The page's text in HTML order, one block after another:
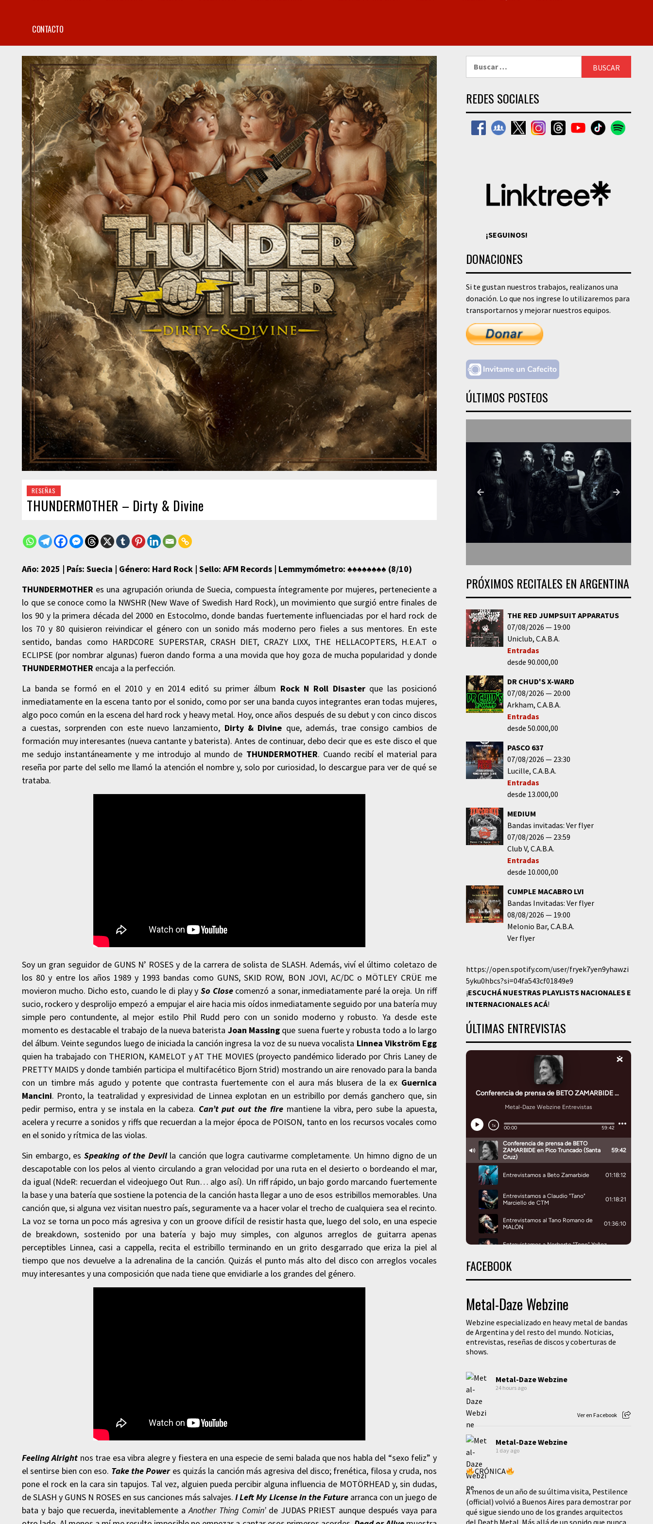
CONTACTO
RESEÑAS
THUNDERMOTHER – Dirty & Divine
Año: 2025 | País: Suecia | Género: Hard Rock | Sello: AFM Records | Lemmymómetro: ♠♠♠♠♠♠♠♠ (8/10)
THUNDERMOTHER es una agrupación oriunda de Suecia, compuesta íntegramente por mujeres, perteneciente a
lo que se conoce como la NWSHR (New Wave of Swedish Hard Rock), un movimiento que surgió entre finales de
los 90 y la primera década del 2000 en Estocolmo, donde bandas fuertemente influenciadas por el hard rock de
los 70 y 80 quisieron reivindicar el género con un sonido más moderno pero fieles a sus mentores. En este
sentido, bandas como HARDCORE SUPERSTAR, CRASH DIET, CRAZY LIXX, THE HELLACOPTERS, H.E.A.T o
ECLIPSE (por nombrar algunas) fueron dando forma a una movida que hoy goza de mucha popularidad y donde
THUNDERMOTHER encaja a la perfección.
La banda se formó en el 2010 y en 2014 editó su primer álbum Rock N Roll Disasterque las posicionó
inmediatamente en la escena tanto por el sonido, como por ser una banda cuyos integrantes eran todas mujeres,
algo poco común en la escena del hard rock y heavy metal. Hoy, once años después de su debut y con cinco discos
a cuestas, sorprenden con este nuevo lanzamiento, Dirty & Divine que, además, trae consigo cambios de
formación muy interesantes (nueva cantante y baterista). Antes de continuar, debo decir que es este disco el que
me sedujo instantáneamente y me introdujo al mundo de THUNDERMOTHER. Cuando recibí el material para
reseña por parte del sello me llamó la atención el nombre y, solo por curiosidad, lo descargue para ver de qué se
trataba.
Soy un gran seguidor de GUNS N’ ROSES y de la carrera de solista de SLASH. Además, viví el último coletazo de
los 80 y entre los años 1989 y 1993 bandas como GUNS, SKID ROW, BON JOVI, AC/DC o MÖTLEY CRÜE me
movieron mucho. Dicho esto, cuando le di play ySo Closecomenzó a sonar, inmediatamente paré la oreja. Un riff
sucio, rockero y desprolijo empezó a empujar el aire hacia mis oídos inmediatamente seguido por una batería muy
simple pero contundente, al mejor estilo Phil Rudd pero con un sonido moderno y robusto. Ya desde este
momento es destacable el trabajo de la nueva baterista Joan Massing que suena fuerte y robusta todo a lo largo
del álbum. Veinte segundos luego de iniciada la canción ingresa la voz de su nueva vocalista Linnea Vikström Egg
quien ha trabajado con THERION, KAMELOT y AT THE MOVIES (proyecto pandémico liderado por Chris Laney de
PRETTY MAIDS y donde también participa el multifacético Bjorn Strid) mostrando un aire renovado para la banda
con un timbre más agudo y potente que contrasta fuertemente con el aura más blusera de la ex Guernica
Mancini. Pronto, la teatralidad y expresividad de Linnea explotan en un estribillo por demás ganchero que, sin
pedir permiso, entra y se instala en la cabeza. Can’t put out the fire mantiene la vibra, pero sube la apuesta,
acelera y recurre a sonidos y riffs que recuerdan a la mejor época de POISON, tanto en los recursos vocales como
en el sonido y rítmica de las violas.
Sin embargo, es Speaking of the Devilla canción que logra cautivarme completamente. Un himno digno de un
descapotable con los pelos al viento circulando a gran velocidad por una ruta en el desierto o bordeando el mar,
da igual (NdeR: recuerdan el videojuego Out Run… algo así). Un riff rápido, un bajo gordo marcando fuertemente
la base y una batería que sostiene la potencia de la canción hasta llegar a uno de esos estribillos memorables. Una
canción que, si alguna vez visitan nuestro país, seguramente va a hacer volar el trecho de cualquiera sea el recinto.
La voz se torna un poco más agresiva y con un groove difícil de resistir hasta que, luego del solo, en una especie
de breakdown, sostenido por una batería y bajo muy simples, con algunos arreglos de guitarra apenas
perceptibles Linnea, casi a cappella, recita el estribillo terminando en un grito desgarrado que eriza la piel al
tiempo que nos devuelve a la adrenalina de la canción. Quizás el punto más alto del disco con arreglos vocales
muy interesantes y una composición que nada tiene que envidiarle a los grandes del género.
Feeling Alright nos trae esa vibra alegre y fiestera en una especie de semi balada que nos habla del “sexo feliz” y
el sentirse bien con eso. Take the Poweres quizás la canción más agresiva del disco; frenética, filosa y cruda, nos
pone el rock en la cara sin tapujos. Tal vez, alguien pueda percibir alguna influencia de MOTÖRHEAD y, sin dudas,
de SLASH y GUNS N ROSES en sus canciones más salvajes.I Left My Licensein the Futurearranca con un juego de
bata y bajo que recuerda, inevitablemente aAnother Thing Comin’de JUDAS PRIEST aunque después vaya para
REDES SOCIALES
¡SEGUINOS!
DONACIONES
Si te gustan nuestros trabajos, realizanos una
donación. Lo que nos ingrese lo utilizaremos para
transportarnos y mejorar nuestros equipos.
ÚLTIMOS POSTEOS
PRÓXIMOS RECITALES EN ARGENTINA
THE RED JUMPSUIT APPARATUS
07/08/2026
19:00
Uniclub C.A.B.A.
Entradas
desde 90.000,00
DR CHUD'S X-WARD
07/08/2026
20:00
Arkham C.A.B.A.
Entradas
desde 50.000,00
PASCO 637
07/08/2026
23:30
Lucille C.A.B.A.
Entradas
desde 13.000,00
MEDIUM
Bandas invitadas: Ver flyer
07/08/2026
23:59
Club V C.A.B.A.
Entradas
desde 10.000,00
CUMPLE MACABRO LVI
Bandas Invitadas: Ver flyer
08/08/2026
19:00
Melonio Bar C.A.B.A.
Ver flyer
https://open.spotify.com/user/fryek7yen9yhawzi
5yku0hbcs?si=04fa543cf01849e9
¡ESCUCHÁ NUESTRAS PLAYLISTS NACIONALES E
INTERNACIONALESACÁ!
ÚLTIMAS ENTREVISTAS
FACEBOOK
Metal-Daze Webzine
Webzine especializado en heavy metal de bandas
de Argentina y del resto del mundo. Noticias,
entrevistas, reseñas de discos y coberturas de
shows.
Metal-Daze Webzine
24 hours ago
Ver en Facebook
Metal-Daze Webzine
1 day ago
CRÓNICA
A menos de un año de su última visita, Pestilence
(official) volvió a Buenos Aires para demostrar por
qué sigue siendo uno de los grandes arquitectos
del Death Metal. Más allá de un sonido que nunca